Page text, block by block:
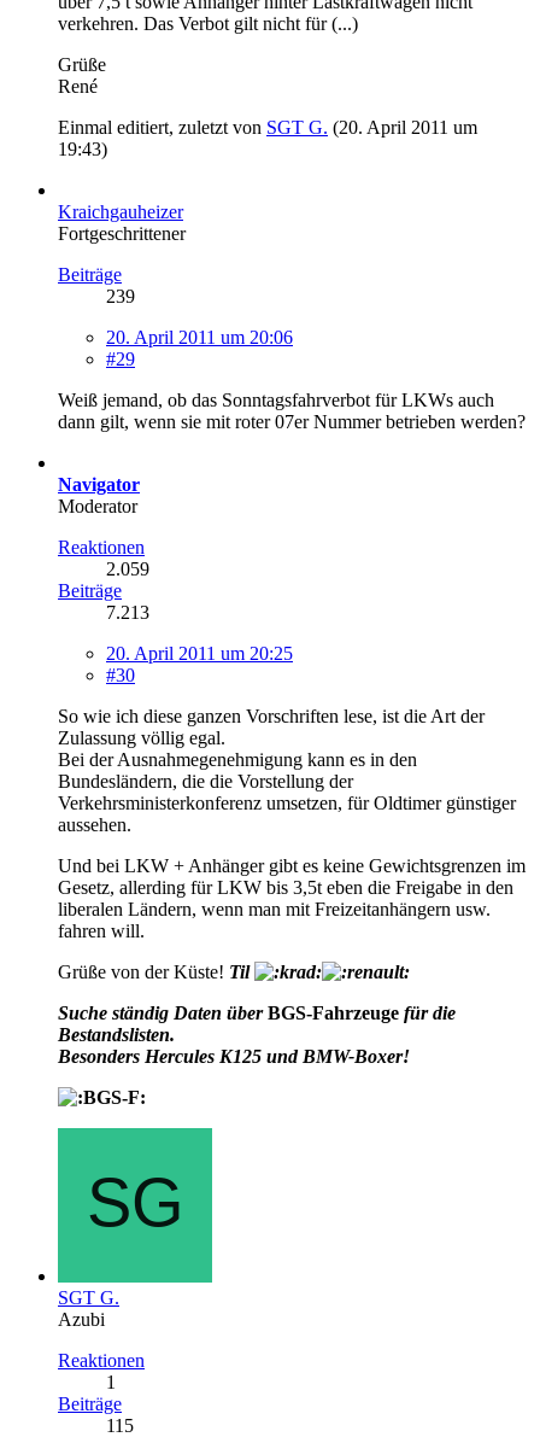
verkehren. Das Verbot gilt nicht für (...)
Grüße
René
Einmal editiert, zuletzt von SGT G. (20. April 2011 um
19:43)
Kraichgauheizer
Fortgeschrittener
Beiträge
239
20. April 2011 um 20:06
#29
Weiß jemand, ob das Sonntagsfahrverbot für LKWs auch
dann gilt, wenn sie mit roter 07er Nummer betrieben werden?
Navigator
Moderator
Reaktionen
2.059
Beiträge
7.213
20. April 2011 um 20:25
#30
So wie ich diese ganzen Vorschriften lese, ist die Art der
Zulassung völlig egal.
Bei der Ausnahmegenehmigung kann es in den
Bundesländern, die die Vorstellung der
Verkehrsministerkonferenz umsetzen, für Oldtimer günstiger
aussehen.
Und bei LKW + Anhänger gibt es keine Gewichtsgrenzen im
Gesetz, allerding für LKW bis 3,5t eben die Freigabe in den
liberalen Ländern, wenn man mit Freizeitanhängern usw.
fahren will.
Grüße von der Küste! Til
Suche ständig Daten überBGS-Fahrzeuge für die
Bestandslisten.
Besonders Hercules K125 und BMW-Boxer!
SGT G.
Azubi
Reaktionen
1
Beiträge
115